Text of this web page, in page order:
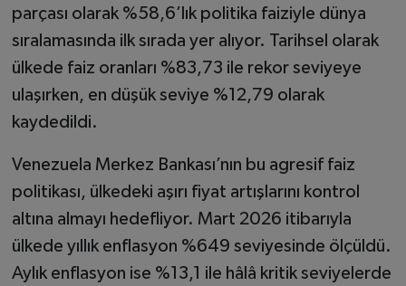
parçası olarak %58,6’lık politika faiziyle dünya
sıralamasında ilk sırada yer alıyor. Tarihsel olarak
ülkede faiz oranları %83,73 ile rekor seviyeye
ulaşırken, en düşük seviye %12,79 olarak
kaydedildi.
Venezuela Merkez Bankası’nın bu agresif faiz
politikası, ülkedeki aşırı fiyat artışlarını kontrol
altına almayı hedefliyor. Mart 2026 itibarıyla
ülkede yıllık enflasyon %649 seviyesinde ölçüldü.
Aylık enflasyon ise %13,1 ile hâlâ kritik seviyelerde